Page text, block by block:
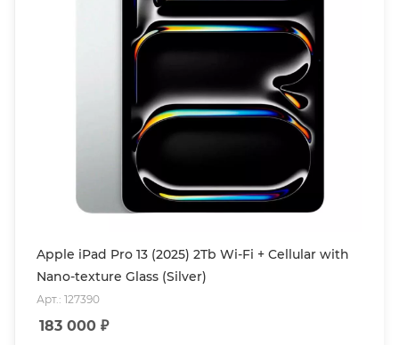
Apple iPad Pro 13 (2025) 2Tb Wi-Fi + Cellular with
Nano-texture Glass (Silver)
Арт.: 127390
183 000 ₽